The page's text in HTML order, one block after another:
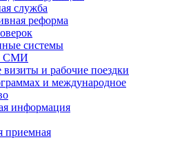
служба
реформа
системы
СМИ
и рабочие поездки
и международное
информация
приемная